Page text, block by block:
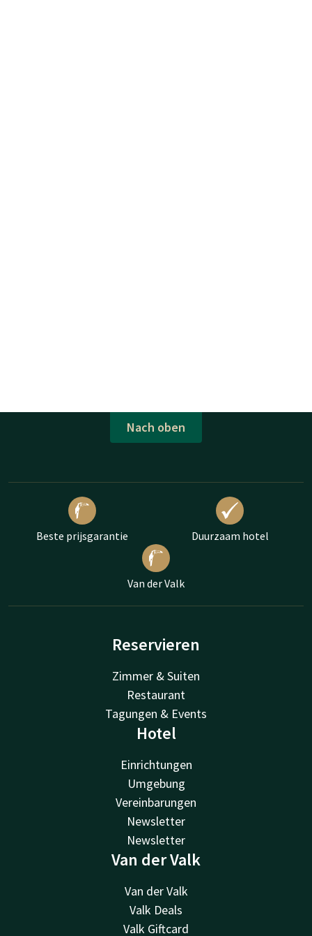
Nach oben
Beste prijsgarantie Duurzaam hotel
Van der Valk
Reservieren
Zimmer & Suiten
Restaurant
Tagungen & Events
Hotel
Einrichtungen
Umgebung
Vereinbarungen
Newsletter
Newsletter
Van der Valk
Van der Valk
Valk Deals
Valk Giftcard